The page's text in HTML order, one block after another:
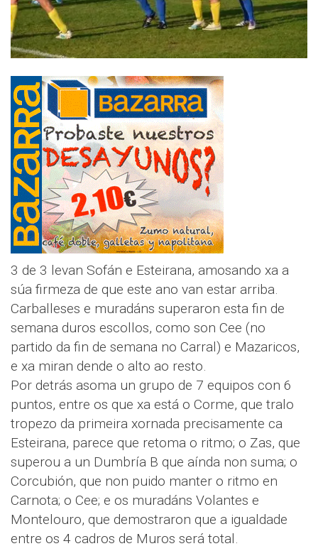
3 de 3 levan Sofán e Esteirana, amosando xa a
súa firmeza de que este ano van estar arriba.
Carballeses e muradáns superaron esta fin de
semana duros escollos, como son Cee (no
partido da fin de semana no Carral) e Mazaricos,
e xa miran dende o alto ao resto.
Por detrás asoma un grupo de 7 equipos con 6
puntos, entre os que xa está o Corme, que tralo
tropezo da primeira xornada precisamente ca
Esteirana, parece que retoma o ritmo; o Zas, que
superou a un Dumbría B que aínda non suma; o
Corcubión, que non puido manter o ritmo en
Carnota; o Cee; e os muradáns Volantes e
Montelouro, que demostraron que a igualdade
entre os 4 cadros de Muros será total.